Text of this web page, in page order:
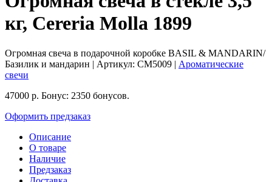
кг, Cereria Molla 1899
Огромная свеча в подарочной коробке BASIL & MANDARIN/
Базилик и мандарин | Артикул: CM5009 | Ароматические
свечи
47000 р. Бонус: 2350 бонусов.
Оформить предзаказ
Описание
О товаре
Наличие
Предзаказ